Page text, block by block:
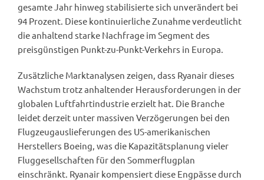
gesamte Jahr hinweg stabilisierte sich unverändert bei
94 Prozent. Diese kontinuierliche Zunahme verdeutlicht
die anhaltend starke Nachfrage im Segment des
preisgünstigen Punkt-zu-Punkt-Verkehrs in Europa.
Zusätzliche Marktanalysen zeigen, dass Ryanair dieses
Wachstum trotz anhaltender Herausforderungen in der
globalen Luftfahrtindustrie erzielt hat. Die Branche
leidet derzeit unter massiven Verzögerungen bei den
Flugzeugauslieferungen des US-amerikanischen
Herstellers Boeing, was die Kapazitätsplanung vieler
Fluggesellschaften für den Sommerflugplan
einschränkt. Ryanair kompensiert diese Engpässe durch